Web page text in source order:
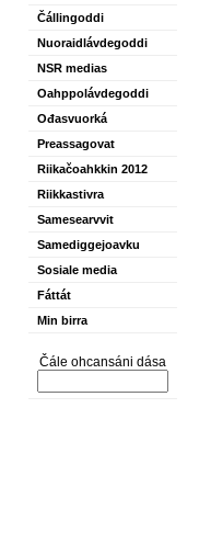
Čállingoddi
Nuoraidlávdegoddi
NSR medias
Oahppolávdegoddi
Ođasvuorká
Preassagovat
Riikačoahkkin 2012
Riikkastivra
Samesearvvit
Samediggejoavku
Sosiale media
Fáttát
Min birra
Čále ohcansáni dása